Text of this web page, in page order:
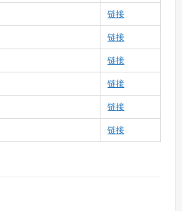
链接
链接
链接
链接
链接
链接